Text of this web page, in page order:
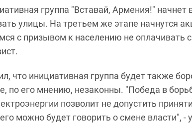
группа "Вставай, Армения!" начнет
улицы. На третьем же этапе начнутся
с призывом к населению не оплачивать
что инициативная группа будет также
по его мнению, незаконны. "Победа в
позволит не допустить
можно будет говорить о смене власти", -